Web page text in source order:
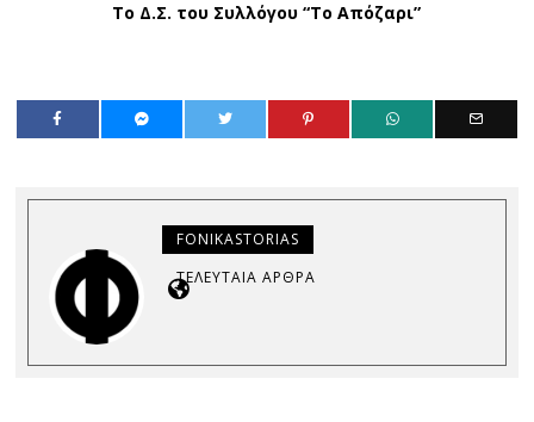
Το Δ.Σ. του Συλλόγου “Το Απόζαρι”
FONIKASTORIAS
ΤΕΛΕΥΤΑΊΑ ΆΡΘΡΑ